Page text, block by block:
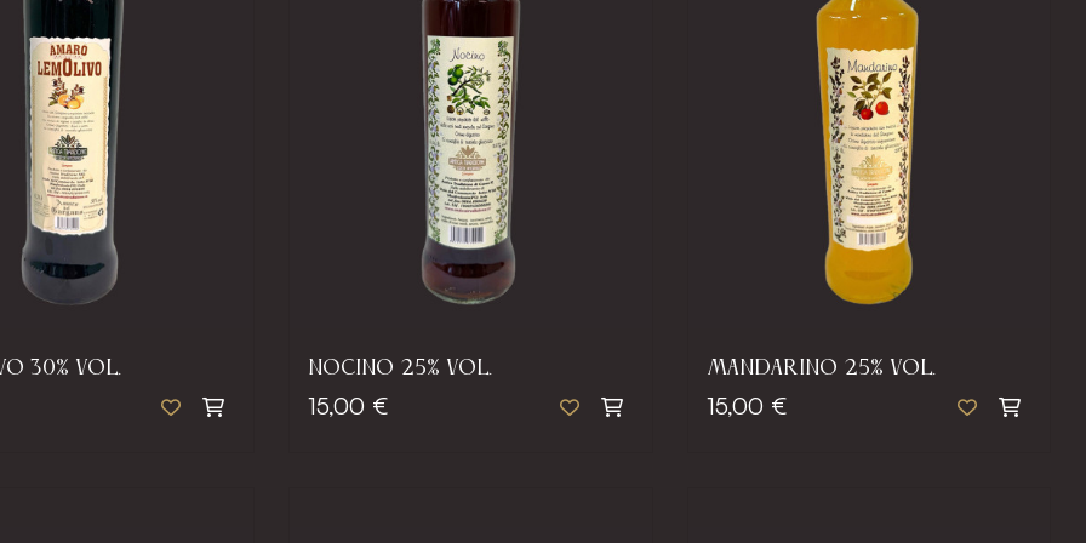
30% VOL. NOCINO 25% VOL.
15,00 €
MANDARINO 25% VOL.
15,00 €